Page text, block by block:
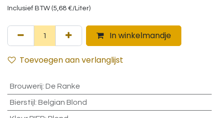
Inclusief BTW (5,68 €/Liter)
In winkelmandje
Toevoegen aan verlanglijst
Brouwerij: De Ranke
Bierstijl : Belgian Blond